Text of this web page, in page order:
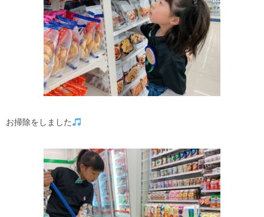
お掃除をしました